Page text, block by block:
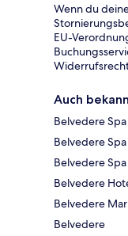
Wenn du
EU-
Auch
Belvedere
Belvedere
Belvedere
Belvedere
Belvedere
Belvedere